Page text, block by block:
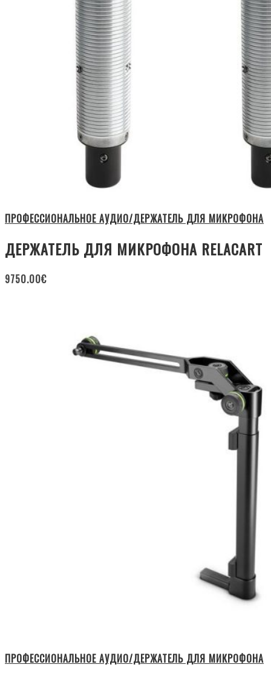
ПРОФЕССИОНАЛЬНОЕ АУДИО/ДЕРЖАТЕЛЬ ДЛЯ МИКРОФОНА
ДЕРЖАТЕЛЬ ДЛЯ МИКРОФОНА RELACART
9750.00€
ПРОФЕССИОНАЛЬНОЕ АУДИО/ДЕРЖАТЕЛЬ ДЛЯ МИКРОФОНА